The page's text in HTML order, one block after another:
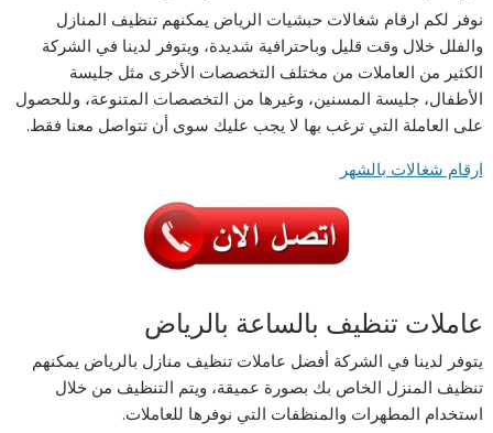
نوفر لكم ارقام شغالات حبشيات الرياض يمكنهم تنظيف المنازل
والفلل خلال وقت قليل وباحترافية شديدة، ويتوفر لدينا في الشركة
الكثير من العاملات من مختلف التخصصات الأخرى مثل جليسة
الأطفال، جليسة المسنين، وغيرها من التخصصات المتنوعة، وللحصول
على العاملة التي ترغب بها لا يجب عليك سوى أن تتواصل معنا فقط.
ارقام شغالات بالشهر
عاملات تنظيف بالساعة بالرياض
يتوفر لدينا في الشركة أفضل عاملات تنظيف منازل بالرياض يمكنهم
تنظيف المنزل الخاص بك بصورة عميقة، ويتم التنظيف من خلال
استخدام المطهرات والمنظفات التي نوفرها للعاملات.